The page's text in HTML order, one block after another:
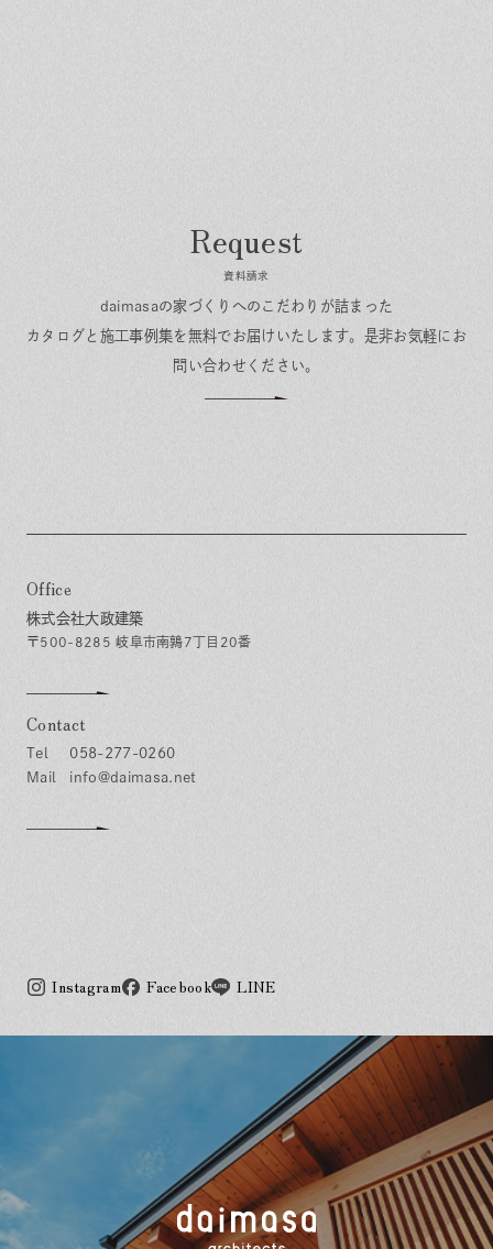
資料請求
daimasaの家づくりへのこだわりが詰まった
カタログと施工事例集を無料でお届けいたします。 是非お気軽にお
問い合わせください。
Office
株式会社大政建築
〒500-8285 岐阜市南鶉7丁目20番
Contact
058-277-0260
info@daimasa.net
Instagram Facebook LINE